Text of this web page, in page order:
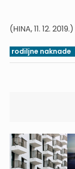
(HINA, 11. 12. 2019.)
rodiljne naknade